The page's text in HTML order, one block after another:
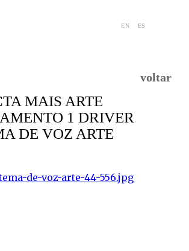
EN ES
voltar
MAIS ARTE
1 DRIVER
DE VOZ ARTE